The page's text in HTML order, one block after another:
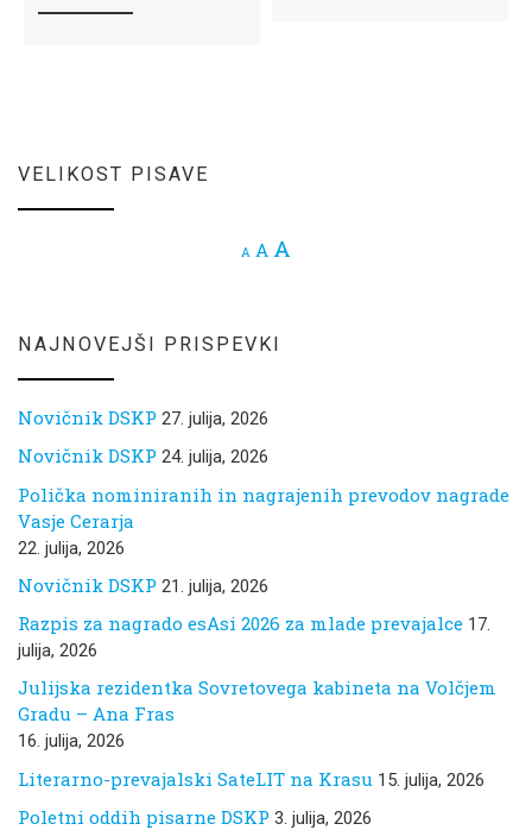
VELIKOST PISAVE
A Decrease font size.
A Reset font size.
A
NAJNOVEJŠI PRISPEVKI
Novičnik DSKP 27. julija, 2026
Novičnik DSKP 24. julija, 2026
Polička nominiranih in nagrajenih prevodov nagrade
Vasje Cerarja
22. julija, 2026
Novičnik DSKP 21. julija, 2026
Razpis za nagrado esAsi 2026 za mlade prevajalce 17.
julija, 2026
Julijska rezidentka Sovretovega kabineta na Volčjem
Gradu – Ana Fras
16. julija, 2026
Literarno-prevajalski SateLIT na Krasu 15. julija, 2026
Poletni oddih pisarne DSKP 3. julija, 2026